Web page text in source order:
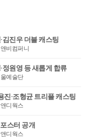
김진우 더블 캐스팅
비컴퍼니
정원영 등 새롭게 합류
예술단
진·조형균 트리플 캐스팅
디웍스
스터 공개
디웍스